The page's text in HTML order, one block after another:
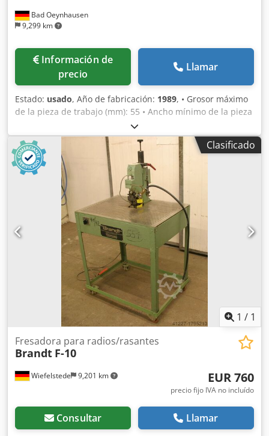
Bad Oeynhausen
9,299 km
Información de
precio
Llamar
Estado: usado, Año de fabricación: 1989, • Grosor máximo
de la pieza de trabajo (mm): 55 • Ancho mínimo de la pieza
de trabajo (mm): 80 Dcodpfx Ask E Hrboqrok • Profundidad
máxima del perfil (mm): 80 • Radio interior mínimo (mm):
10 • Grosor máximo del material del borde (mm): 3,
dependiendo del radio y del material del borde • Motor de
fresado: 0,5 kW, 27.000 rpm • Electricidad: 220 V - 1 fase -
50 Hz • Potencia nominal (kW): 0,5 • Conexión de aire
comprimido (bar): 6 • Dimensiones L x A x Al (mm): 850 x
650 x 1430 • Altura de la mesa de trabajo (mm): 1000 •
Unidad de cepillado: para el procesamiento de bordes de
PVC de gran grosor • Peso (kg): aprox. 120
Clasificado
1 / 1
Wiefelstede 9,201 km
Fresadora para radios/rasantes
Brandt F-10
EUR 760
precio fijo IVA no incluído
Consultar Llamar